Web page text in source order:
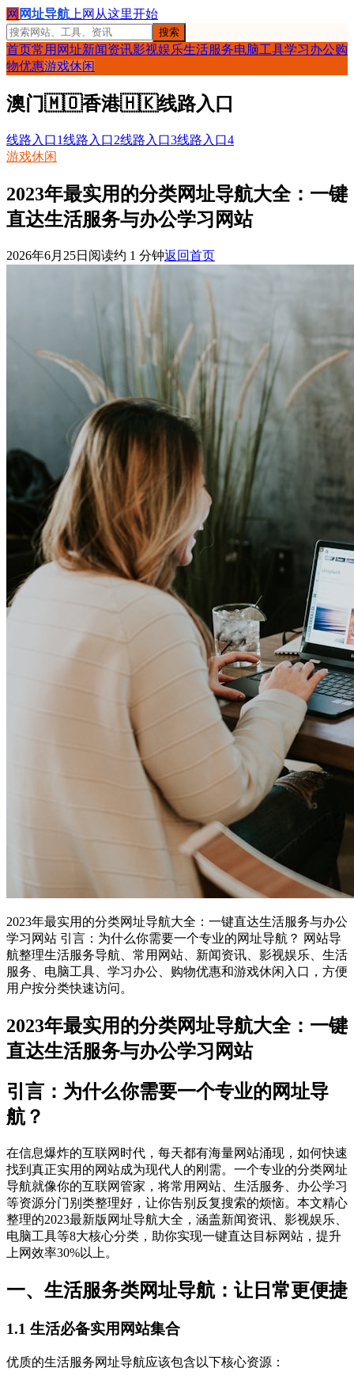
网 网址导航 上网从这里开始
搜索
首页常用网址新闻资讯影视娱乐生活服务电脑工具学习办公购
物优惠游戏休闲
澳门🇲🇴香港🇭🇰线路入口
线路入口1线路入口2线路入口3线路入口4
游戏休闲
2023年最实用的分类网址导航大全：一键
直达生活服务与办公学习网站
2026年6月25日 阅读约 1 分钟返回首页
2023年最实用的分类网址导航大全：一键直达生活服务与办公
学习网站 引言：为什么你需要一个专业的网址导航？ 网站导
航整理生活服务导航、常用网站、新闻资讯、影视娱乐、生活
服务、电脑工具、学习办公、购物优惠和游戏休闲入口，方便
用户按分类快速访问。
2023年最实用的分类网址导航大全：一键
直达生活服务与办公学习网站
引言：为什么你需要一个专业的网址导
航？
在信息爆炸的互联网时代，每天都有海量网站涌现，如何快速
找到真正实用的网站成为现代人的刚需。一个专业的分类网址
导航就像你的互联网管家，将常用网站、生活服务、办公学习
等资源分门别类整理好，让你告别反复搜索的烦恼。本文精心
整理的2023最新版网址导航大全，涵盖新闻资讯、影视娱乐、
电脑工具等8大核心分类，助你实现一键直达目标网站，提升
上网效率30%以上。
一、生活服务类网址导航：让日常更便捷
1.1 生活必备实用网站集合
优质的生活服务网址导航应该包含以下核心资源：